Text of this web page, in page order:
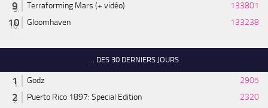
Terraforming Mars (+ vidéo)
133801
Gloomhaven
133238
... DES 30 DERNIERS JOURS
Godz
2905
Puerto Rico 1897: Special Edition
2320